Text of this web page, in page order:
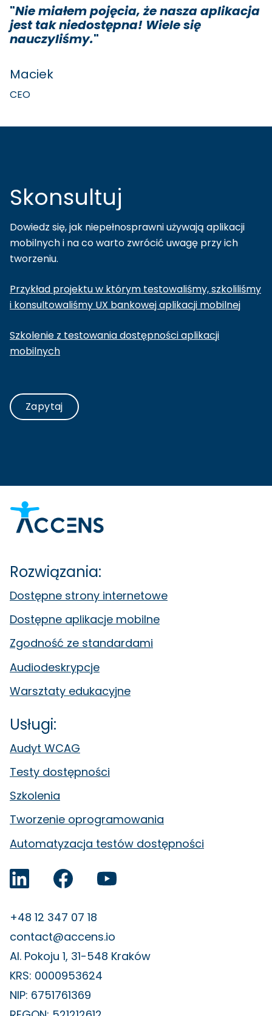
"Nie miałem pojęcia, że nasza aplikacja
jest tak niedostępna! Wiele się
nauczyliśmy."
Maciek
CEO
Skonsultuj
Dowiedz się, jak niepełnosprawni używają aplikacji
mobilnych i na co warto zwrócić uwagę przy ich
tworzeniu.
Przykład projektu w którym testowaliśmy, szkoliliśmy
i konsultowaliśmy UX bankowej aplikacji mobilnej
Szkolenie z testowania dostępności aplikacji
mobilnych
Zapytaj
Rozwiązania:
Dostępne strony internetowe
Dostępne aplikacje mobilne
Zgodność ze standardami
Audiodeskrypcje
Warsztaty edukacyjne
Usługi:
Audyt WCAG
Testy dostępności
Szkolenia
Tworzenie oprogramowania
Automatyzacja testów dostępności
Accens na LinkedIn
FacebookYouTube
+48 12 347 07 18
contact@accens.io
Al. Pokoju 1, 31-548 Kraków
KRS: 0000953624
NIP: 6751761369